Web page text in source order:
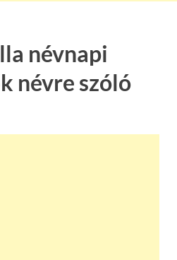
névnapi
névre szóló